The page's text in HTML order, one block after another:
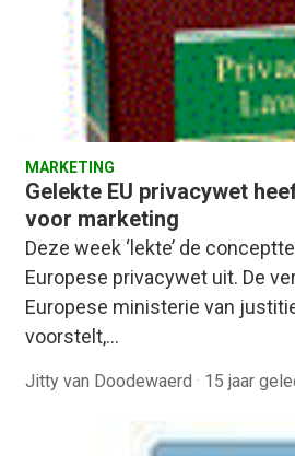
MARKETING
Gelekte EU privacywet
voor marketing
Deze week ‘lekte’ de
Europese privacywet uit. De
Europese ministerie van
voorstelt,…
Jitty van Doodewaerd · 15 jaar